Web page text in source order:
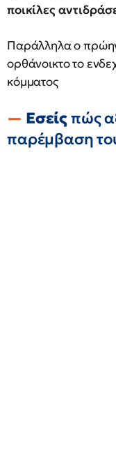
ποικίλες
Παράλληλα ο
ορθάνοικτο το
κόμματος
Εσείςπώς
παρέμβαση